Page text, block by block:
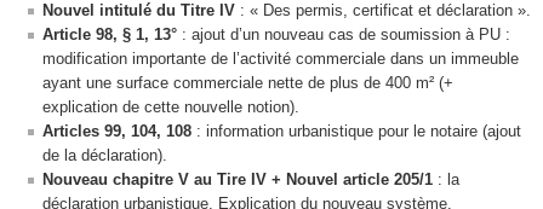
Nouvel intitulé du Titre IV : « Des permis, certificat et déclaration ».
Article 98, § 1, 13° : ajout d’un nouveau cas de soumission à PU :
modification importante de l’activité commerciale dans un immeuble
ayant une surface commerciale nette de plus de 400 m² (+
explication de cette nouvelle notion).
Articles 99, 104, 108 : information urbanistique pour le notaire (ajout
de la déclaration).
Nouveau chapitre V au Tire IV + Nouvel article 205/1 : la
déclaration urbanistique. Explication du nouveau système.